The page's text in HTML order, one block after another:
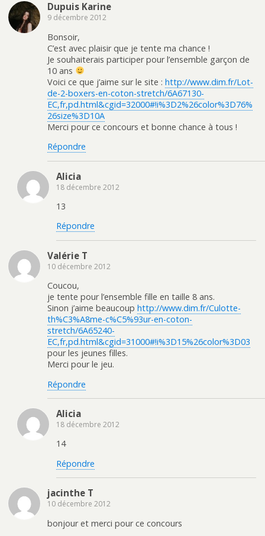
Dupuis Karine
9 décembre 2012
Bonsoir,
C’est avec plaisir que je tente ma chance !
Je souhaiterais participer pour l’ensemble garçon de
10 ans
Voici ce que j’aime sur le site : http://www.dim.fr/Lot-
de-2-boxers-en-coton-stretch/6A67130-
EC,fr,pd.html&cgid=32000#!i%3D2%26color%3D76%
26size%3D10A
Merci pour ce concours et bonne chance à tous !
Répondre
Alicia
18 décembre 2012
13
Répondre
Valérie T
10 décembre 2012
Coucou,
je tente pour l’ensemble fille en taille 8 ans.
Sinon j’aime beaucoup http://www.dim.fr/Culotte-
th%C3%A8me-c%C5%93ur-en-coton-
stretch/6A65240-
EC,fr,pd.html&cgid=31000#!i%3D15%26color%3D03
pour les jeunes filles.
Merci pour le jeu.
Répondre
Alicia
18 décembre 2012
14
Répondre
jacinthe T
10 décembre 2012
bonjour et merci pour ce concours